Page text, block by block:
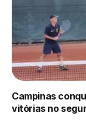
Campinas
vitórias no